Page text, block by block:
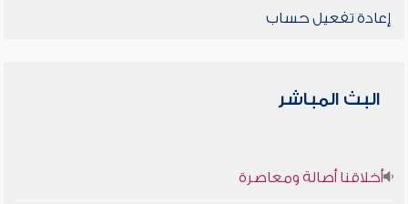
إعادة تفعيل حساب
البث المباشر
أخلاقنا أصالة ومعاصرة